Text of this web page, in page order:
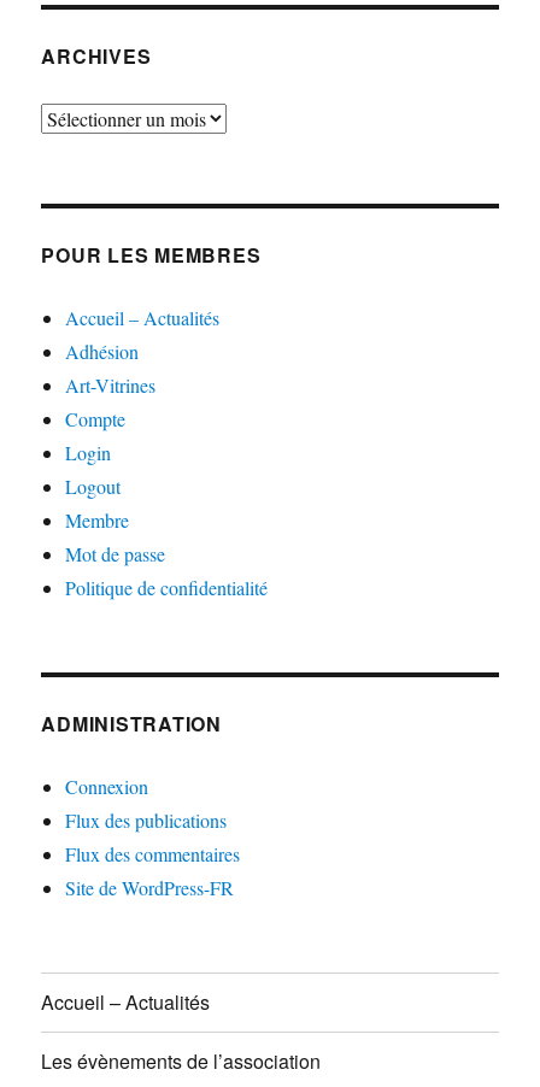
ARCHIVES
Archives
POUR LES MEMBRES
Accueil – Actualités
Adhésion
Art-Vitrines
Compte
Login
Logout
Membre
Mot de passe
Politique de confidentialité
ADMINISTRATION
Connexion
Flux des publications
Flux des commentaires
Site de WordPress-FR
Accueil – Actualités
Les évènements de l’association